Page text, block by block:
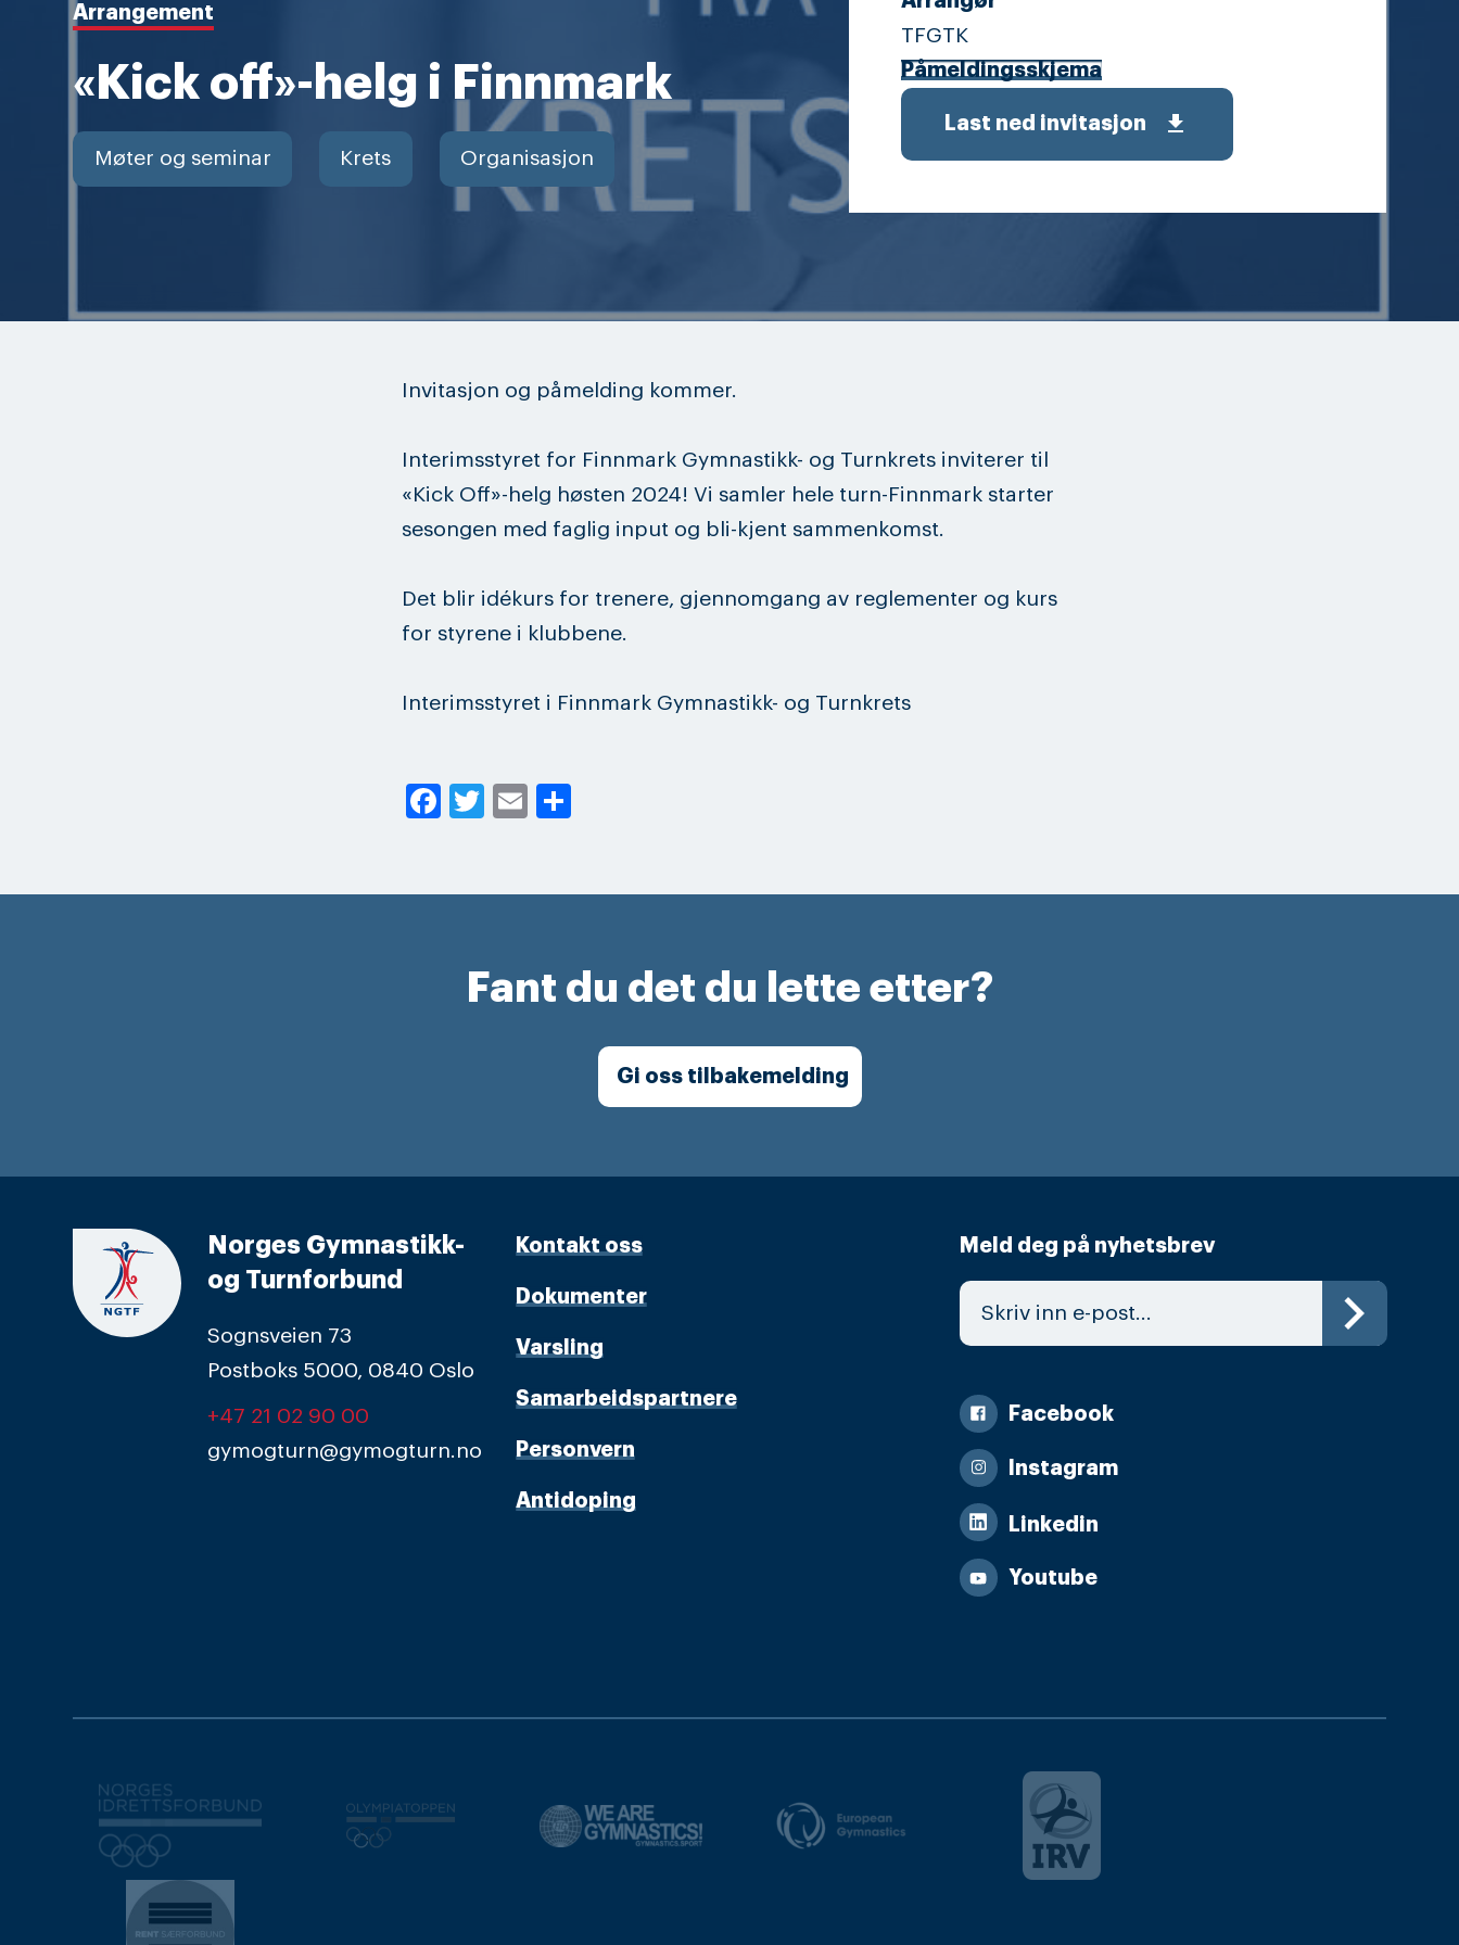
Arrangement
«Kick off»-helg i Finnmark
Møter og seminar Krets Organisasjon
TFGTK
Påmeldingsskjema
Last ned invitasjon get_app
Invitasjon og påmelding kommer.
Interimsstyret for Finnmark Gymnastikk- og Turnkrets inviterer til
«Kick Off»-helg høsten 2024! Vi samler hele turn-Finnmark starter
sesongen med faglig input og bli-kjent sammenkomst.
Det blir idékurs for trenere, gjennomgang av reglementer og kurs
for styrene i klubbene.
Interimsstyret i Finnmark Gymnastikk- og Turnkrets
Facebook
Twitter
Email
Fant du det du lette etter?
Gi oss tilbakemelding
Norges Gymnastikk-
og Turnforbund
Sognsveien 73
Postboks 5000, 0840 Oslo
+47 21 02 90 00
gymogturn@gymogturn.no
Kontakt oss
Dokumenter
Varsling
Samarbeidspartnere
Personvern
Antidoping
Meld deg på nyhetsbrev
Facebook
Instagram
Linkedin
Youtube